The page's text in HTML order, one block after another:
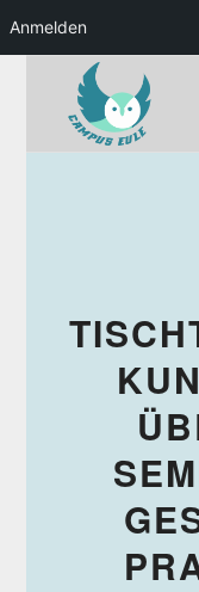
Anmelden